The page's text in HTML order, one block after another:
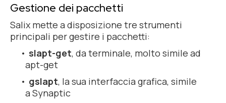
Gestione dei pacchetti
Salix mette a disposizione tre strumenti
principali per gestire i pacchetti:
slapt-get, da terminale, molto simile ad
apt-get
gslapt, la sua interfaccia grafica, simile
a Synaptic